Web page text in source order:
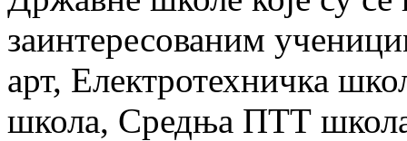
заинтересованим
арт, Електротехничка
школа, Средња ПТТ